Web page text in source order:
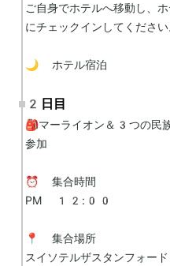
ご自身でホテルへ移動し、
にチェックインしてください
🌙 ホテル宿泊
2日目
🎒マーライオン＆3つの
参加
⏰ 集合時間
PM 12:00
📍 集合場所
スイソテルザスタンフォード